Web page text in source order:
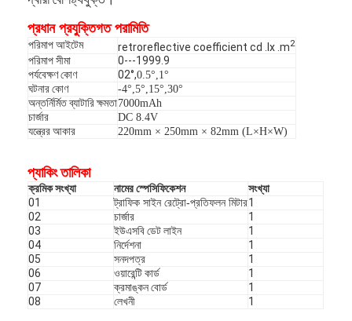
প্রধান প্রযুক্তিগত পরামিতি
পরিমাপ আইটেম retroreflective coefficient cd .lx .m2
পরিমাপ সীমা
0---1999.9
পর্যবেক্ষণ কোণ
02°,0.5°, 1°
ঘটনার কোণ -4°,5°, 15°,30°
অন্তর্নির্মিত ব্যাটারি ক্ষমতা7000mAh
চার্জার DC 8.4V
যন্ত্রের আকার 220mm × 250mm × 82mm (L×H×W)
প্যাকিং তালিকা
ক্রমিক সংখ্যা নামের স্পেসিফিকেশন
সংখ্যা
01
ট্রাফিক সাইন রেট্রো-প্রতিফলন মিটার1
02
চার্জার
1
03
ইউএসবি ডেট লাইন
1
04
নির্দেশনা
1
05
সনদপত্র
1
06
ওয়ারেন্টি কার্ড
1
07
ক্রমাঙ্কন বোর্ড
1
08
লেখনী 1